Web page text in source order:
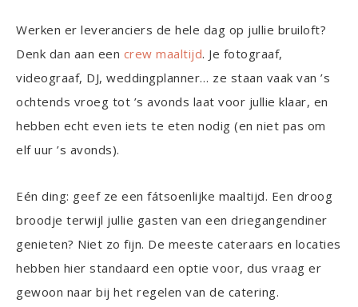
Werken er leveranciers de hele dag op jullie bruiloft?
Denk dan aan een crew maaltijd. Je fotograaf,
videograaf, DJ, weddingplanner… ze staan vaak van ’s
ochtends vroeg tot ’s avonds laat voor jullie klaar, en
hebben echt even iets te eten nodig (en niet pas om
elf uur ’s avonds).
Eén ding: geef ze een fátsoenlijke maaltijd. Een droog
broodje terwijl jullie gasten van een driegangendiner
genieten? Niet zo fijn. De meeste cateraars en locaties
hebben hier standaard een optie voor, dus vraag er
gewoon naar bij het regelen van de catering.